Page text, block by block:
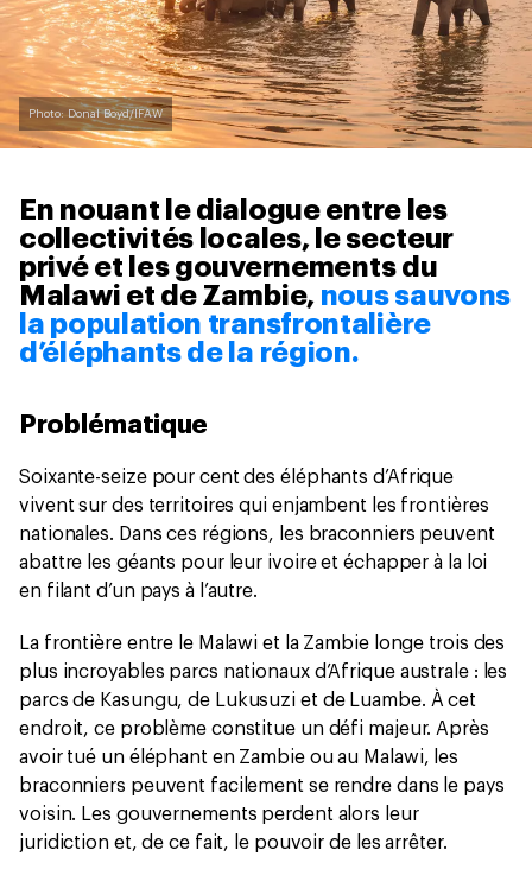
Photo: Donal Boyd/IFAW
En nouant le dialogue entre les
collectivités locales, le secteur
privé et les gouvernements du
Malawi et de Zambie, nous sauvons
la population transfrontalière
d’éléphants de la région.
Problématique
Soixante-seize pour cent des éléphants d’Afrique
vivent sur des territoires qui enjambent les frontières
nationales. Dans ces régions, les braconniers peuvent
abattre les géants pour leur ivoire et échapper à la loi
en filant d’un pays à l’autre.
La frontière entre le Malawi et la Zambie longe trois des
plus incroyables parcs nationaux d’Afrique australe : les
parcs de Kasungu, de Lukusuzi et de Luambe. À cet
endroit, ce problème constitue un défi majeur. Après
avoir tué un éléphant en Zambie ou au Malawi, les
braconniers peuvent facilement se rendre dans le pays
voisin. Les gouvernements perdent alors leur
juridiction et, de ce fait, le pouvoir de les arrêter.